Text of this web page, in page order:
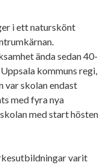
i ett naturskönt
ända sedan 40-
kommuns regi,
var skolan endast
med fyra nya
med start hösten
varit